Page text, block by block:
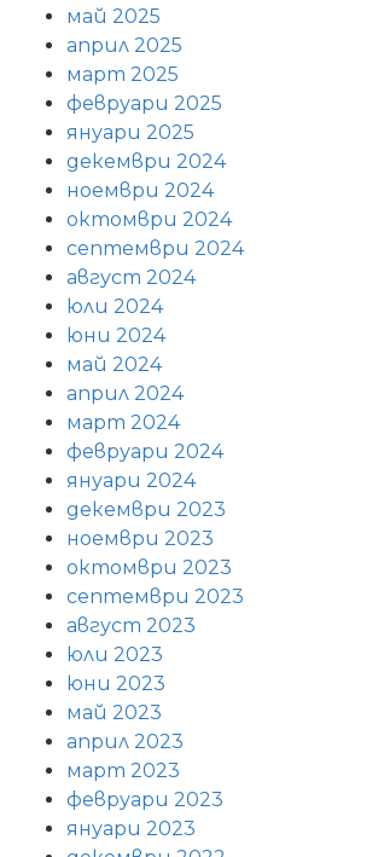
май 2025
април 2025
март 2025
февруари 2025
януари 2025
декември 2024
ноември 2024
октомври 2024
септември 2024
август 2024
юли 2024
юни 2024
май 2024
април 2024
март 2024
февруари 2024
януари 2024
декември 2023
ноември 2023
октомври 2023
септември 2023
август 2023
юли 2023
юни 2023
май 2023
април 2023
март 2023
февруари 2023
януари 2023